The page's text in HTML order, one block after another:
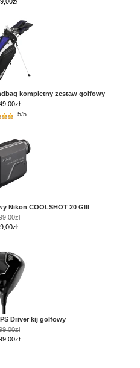
kompletny zestaw golfowy
zł
5/5
Nikon COOLSHOT 20 GIII
Driver kij golfowy